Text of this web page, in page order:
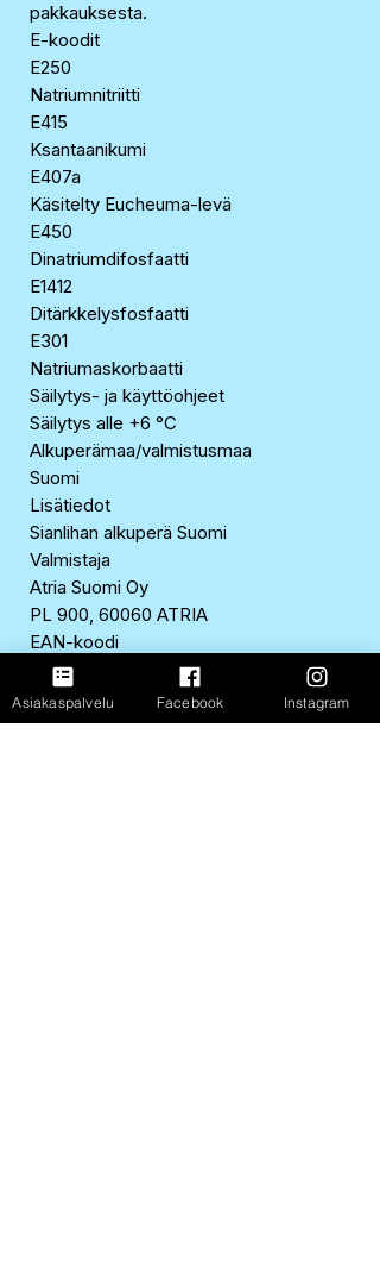
pakkauksesta.
E-koodit
E250
Natriumnitriitti
E415
Ksantaanikumi
E407a
Käsitelty Eucheuma-levä
E450
Dinatriumdifosfaatti
E1412
Ditärkkelysfosfaatti
E301
Natriumaskorbaatti
Säilytys- ja käyttöohjeet
Säilytys alle +6 °C
Alkuperämaa/valmistusmaa
Suomi
Lisätiedot
Sianlihan alkuperä Suomi
Valmistaja
Atria Suomi Oy
PL 900, 60060 ATRIA
EAN-koodi
6407880084719
Ravintosisältö
Ravintosisältö 100 g:sta
Asiakaspalvelu Facebook Instagram